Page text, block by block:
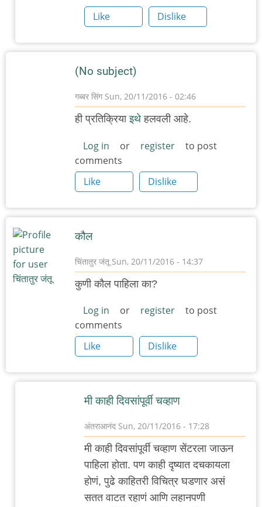
गायलेला
हा
by
ढेरे
Like
Dislike
(No subject)
गब्बर सिंगSun, 20/11/2016 - 02:46
ही प्रतिक्रियाइथे हलवली आहे.
Log in or register
to post
comments
Like
Dislike
कौल
चिंतातुर जंतू Sun, 20/11/2016 - 14:37
कुणी कौल पाहिला का?
Log in or register
to post
comments
Like
Dislike
मी काही दिवसांपूर्वी चव्हाण
अंतराआनंद Sun, 20/11/2016 - 17:28
In
reply
to
कौल
मी काही दिवसांपूर्वी चव्हाण सेंटरला जाऊन
पाहिला होता. पण काही दृष्यात दचकायला
होणं, पुढे काहितरी विचित्र घडणार असं
सतत वाटत रहाणं आणि लहानपणी